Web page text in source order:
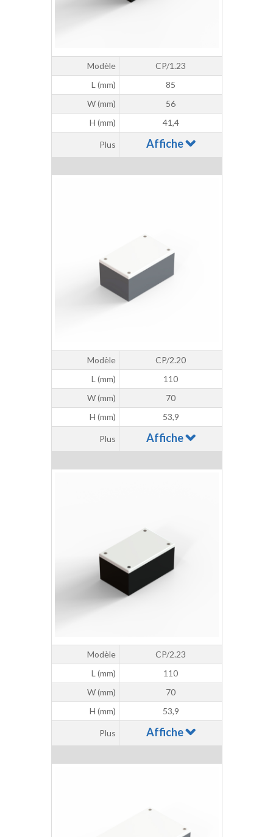
Modèle
CP/1.23
L (mm)
85
W (mm)
56
H (mm)
41,4
Plus Affiche
Modèle
CP/2.20
L (mm)
110
W (mm)
70
H (mm)
53,9
Plus Affiche
Modèle
CP/2.23
L (mm)
110
W (mm)
70
H (mm)
53,9
Plus Affiche